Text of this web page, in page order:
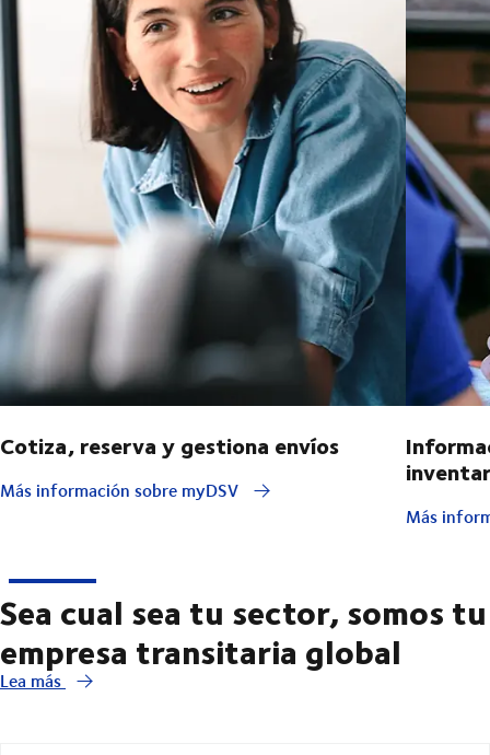
Cotiza, reserva y gestiona envíos
Más información sobre myDSV
Más
Sea cual sea tu sector, somos tu
empresa transitaria global
Lea más